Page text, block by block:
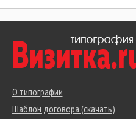
О типографии
Шаблон договора (скачать)